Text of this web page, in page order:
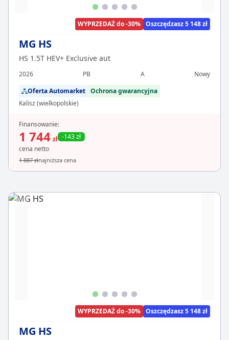
WYPRZEDAŻ do -30% Oszczędzasz 5 148 zł
MG HS
HS 1.5T HEV+ Exclusive aut
2026 PB A
Nowy
Oferta Automarket Ochrona gwarancyjna
Kalisz (wielkopolskie)
Finansowanie:
1 744 zł -143 zł
cena netto
1 887 złnajniższa cena
WYPRZEDAŻ do -30% Oszczędzasz 5 148 zł
MG HS